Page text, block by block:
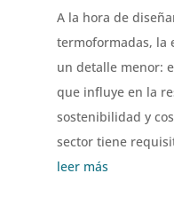
A la hora de
termoformadas, la
un detalle menor:
que influye en la
sostenibilidad y
sector tiene
leer más